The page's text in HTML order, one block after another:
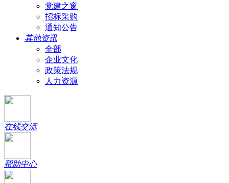
党建之窗
招标采购
通知公告
其他资讯
全部
企业文化
政策法规
人力资源
在线交流
帮助中心